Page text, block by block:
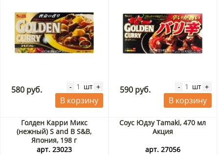
580 руб. - шт +
В корзину
590 руб. - шт +
В корзину
Голден Карри Микс
(нежный) S and B S&B,
Япония, 198 г
арт. 23023
Соус Юдзу Tamaki, 470 мл
Акция
арт. 27056